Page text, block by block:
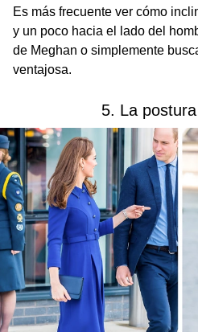
Es más frecuente ver cómo
y un poco hacia el lado del
de Meghan o simplemente
ventajosa.
5. La